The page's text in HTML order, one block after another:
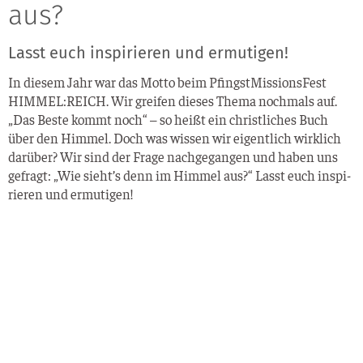
aus?
Lasst euch inspirieren und ermutigen!
In die­sem Jahr war das Mot­to beim Pfingst­Mis­si­ons­Fest
HIMMEL:REICH. Wir grei­fen die­ses The­ma noch­mals auf.
„Das Bes­te kommt noch“ – so heißt ein christ­li­ches Buch
über den Him­mel. Doch was wis­sen wir eigent­lich wirk­lich
dar­über? Wir sind der Fra­ge nach­ge­gan­gen und haben uns
gefragt: „Wie sieht’s denn im Him­mel aus?“ Lasst euch inspi­
rie­ren und ermutigen!